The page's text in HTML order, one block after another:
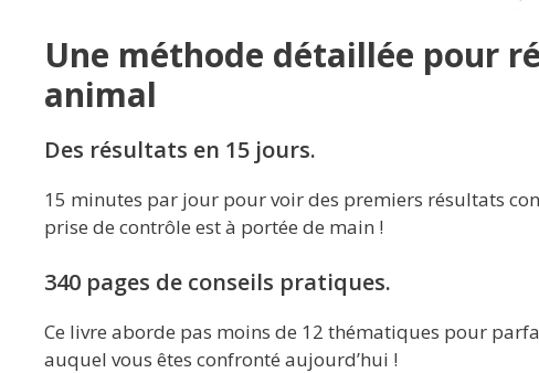
Une méthode détaillée pour
animal
Des résultats en 15 jours.
15 minutes par jour pour voir des premiers résultats
prise de contrôle est à portée de main !
340 pages de conseils pratiques.
Ce livre aborde pas moins de 12 thématiques pour
auquel vous êtes confronté aujourd’hui !